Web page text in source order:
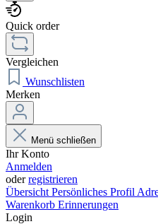
Quick order
Vergleichen
Wunschlisten
Merken
Menü schließen
Ihr Konto
Anmelden
oderregistrieren
Übersicht Persönliches Profil
Warenkorb Erinnerungen
Login